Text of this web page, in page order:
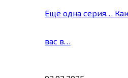
Ещё одна серия…
вас в…